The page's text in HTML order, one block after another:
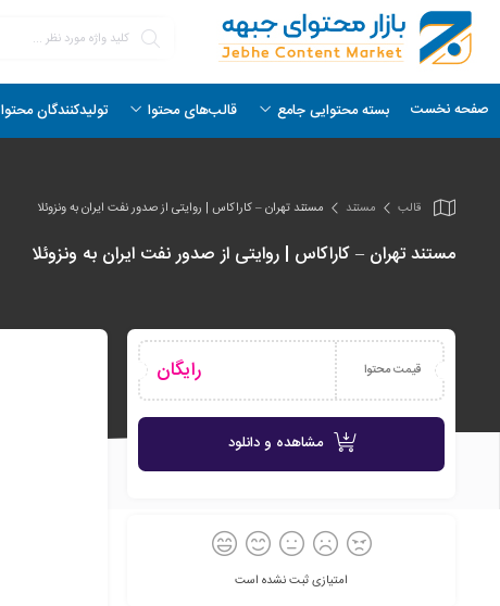
صفحه نخست بسته محتوایی جامع قالب‌های محتوا تولیدکنندگان محتوا
قالب مستند مستند تهران – کاراکاس | روایتی از صدور نفت ایران به ونزوئلا
مستند تهران – کاراکاس | روایتی از صدور نفت ایران به ونزوئلا
قیمت محتوا رایگان
مشاهده و دانلود
امتیازی ثبت نشده است